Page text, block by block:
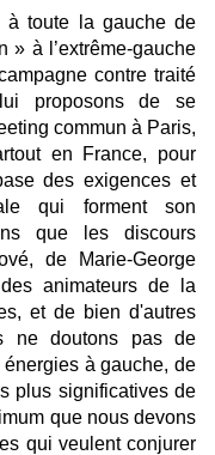
à toute la gauche de
à l’extrême-gauche
contre traité
proposons de se
commun à Paris,
en France, pour
des exigences et
qui forment son
que les discours
de Marie-George
animateurs de la
et de bien d'autres
ne doutons pas de
énergies à gauche, de
plus significatives de
que nous devons
qui veulent conjurer